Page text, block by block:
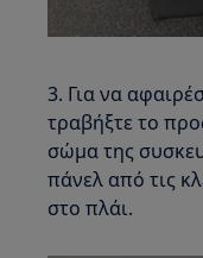
3. Για να
τραβήξτε το
σώμα της
πάνελ από τις
στο πλάι.